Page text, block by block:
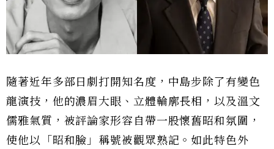
隨著近年多部日劇打開知名度，中島步除了有變色
龍演技，他的濃眉大眼、立體輪廓長相，以及溫文
儒雅氣質，被評論家形容自帶一股懷舊昭和氛圍，
使他以「昭和臉」稱號被觀眾熟記。如此特色外